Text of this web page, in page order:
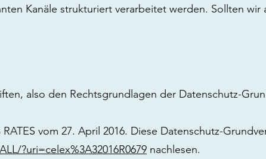
Kanäle strukturiert verarbeitet werden. Sollten wir
also den Rechtsgrundlagen der Datenschutz-
vom 27. April 2016. Diese Datenschutz-
?uri=celex%3A32016R0679 nachlesen.